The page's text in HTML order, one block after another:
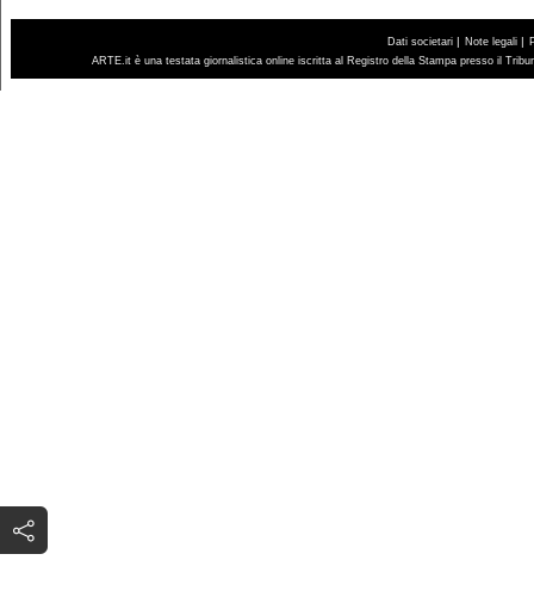
Dati societari | Note legali |
ARTE.it è una testata giornalistica online iscritta al Registro della Stampa presso il